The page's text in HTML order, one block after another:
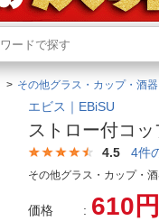
商
ラン
お
その他グラス・カップ・酒器
エビス｜EBiSU
ストロー付コ
4.5 4件
その他グラス・カップ・酒
価格 610円